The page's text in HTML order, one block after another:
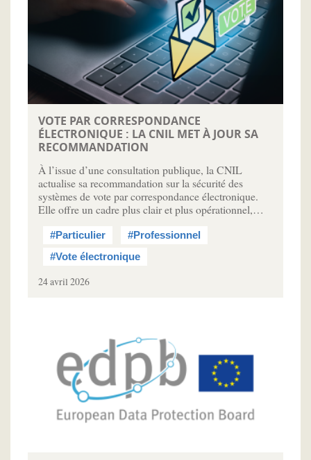
VOTE PAR CORRESPONDANCE
ÉLECTRONIQUE : LA CNIL MET À JOUR SA
RECOMMANDATION
À l’issue d’une consultation publique, la CNIL
actualise sa recommandation sur la sécurité des
systèmes de vote par correspondance électronique.
Elle offre un cadre plus clair et plus opérationnel,…
#Particulier
#Professionnel
#Vote électronique
24 avril 2026